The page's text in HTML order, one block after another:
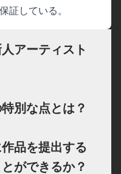
証している。
アーティスト
別な点とは？
品を提出する
ができるか？